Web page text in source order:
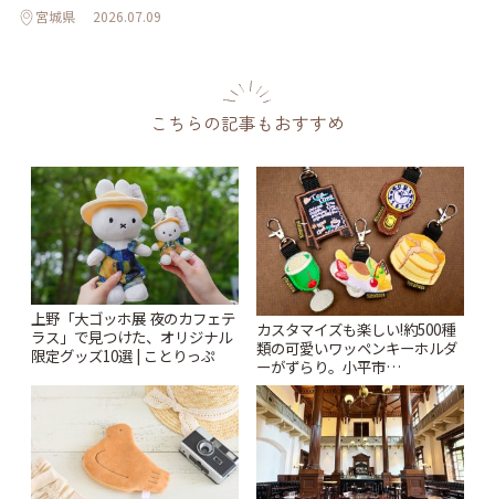
宮城県 2026.07.09
こちらの記事もおすすめ
上野「大ゴッホ展 夜のカフェテ
ラス」で見つけた、オリジナル
限定グッズ10選 | ことりっぷ
カスタマイズも楽しい!約500種
類の可愛いワッペンキーホルダ
ーがずらり。小平市
「Kimamaya T&K」 | ことりっ
ぷ